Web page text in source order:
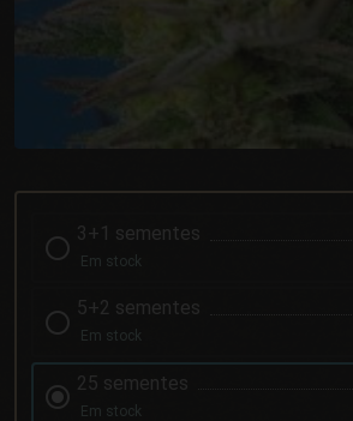
3+1 sementes
Em stock
5+2 sementes
Em stock
25 sementes
Em stock